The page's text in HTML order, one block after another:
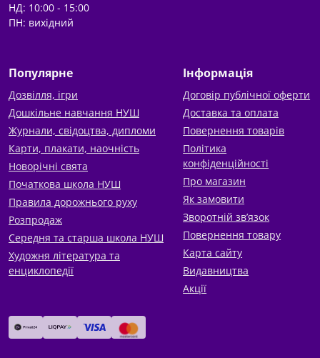
НД: 10:00 - 15:00
ПН: вихідний
Популярне
Дозвілля, ігри
Дошкільне навчання НУШ
Журнали, свідоцтва, дипломи
Карти, плакати, наочність
Новорічні свята
Початкова школа НУШ
Правила дорожнього руху
Розпродаж
Середня та старша школа НУШ
Художня література та
енциклопедії
Інформація
Договір публічної оферти
Доставка та оплата
Повернення товарів
Політика
конфіденційності
Про магазин
Як замовити
Зворотній зв’язок
Повернення товару
Карта сайту
Видавництва
Акції